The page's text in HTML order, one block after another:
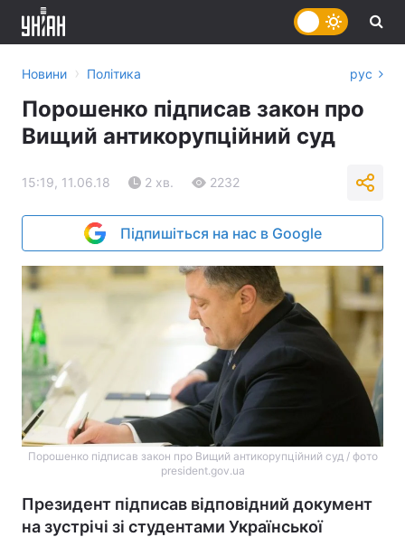
Новини › Політика рус
Порошенко підписав закон про
Вищий антикорупційний суд
15:19, 11.06.18 2 хв. 2232
Підпишіться на нас в Google
Порошенко підписав закон про Вищий антикорупційний суд / фото
president.gov.ua
Президент підписав відповідний документ
на зустрічі зі студентами Української